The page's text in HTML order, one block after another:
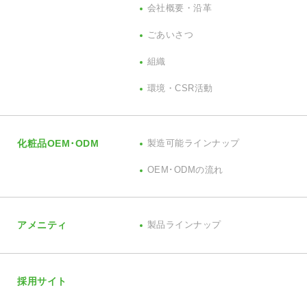
会社概要・沿革
ごあいさつ
組織
環境・CSR活動
化粧品OEM･ODM 製造可能ラインナップ
OEM･ODMの流れ
アメニティ 製品ラインナップ
採用サイト